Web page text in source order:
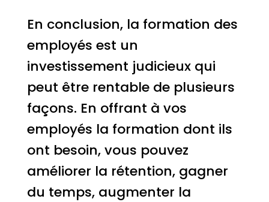
En conclusion, la formation des
employés est un
investissement judicieux qui
peut être rentable de plusieurs
façons. En offrant à vos
employés la formation dont ils
ont besoin, vous pouvez
améliorer la rétention, gagner
du temps, augmenter la